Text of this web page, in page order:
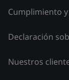
Cumplimiento
Declaración
Nuestros